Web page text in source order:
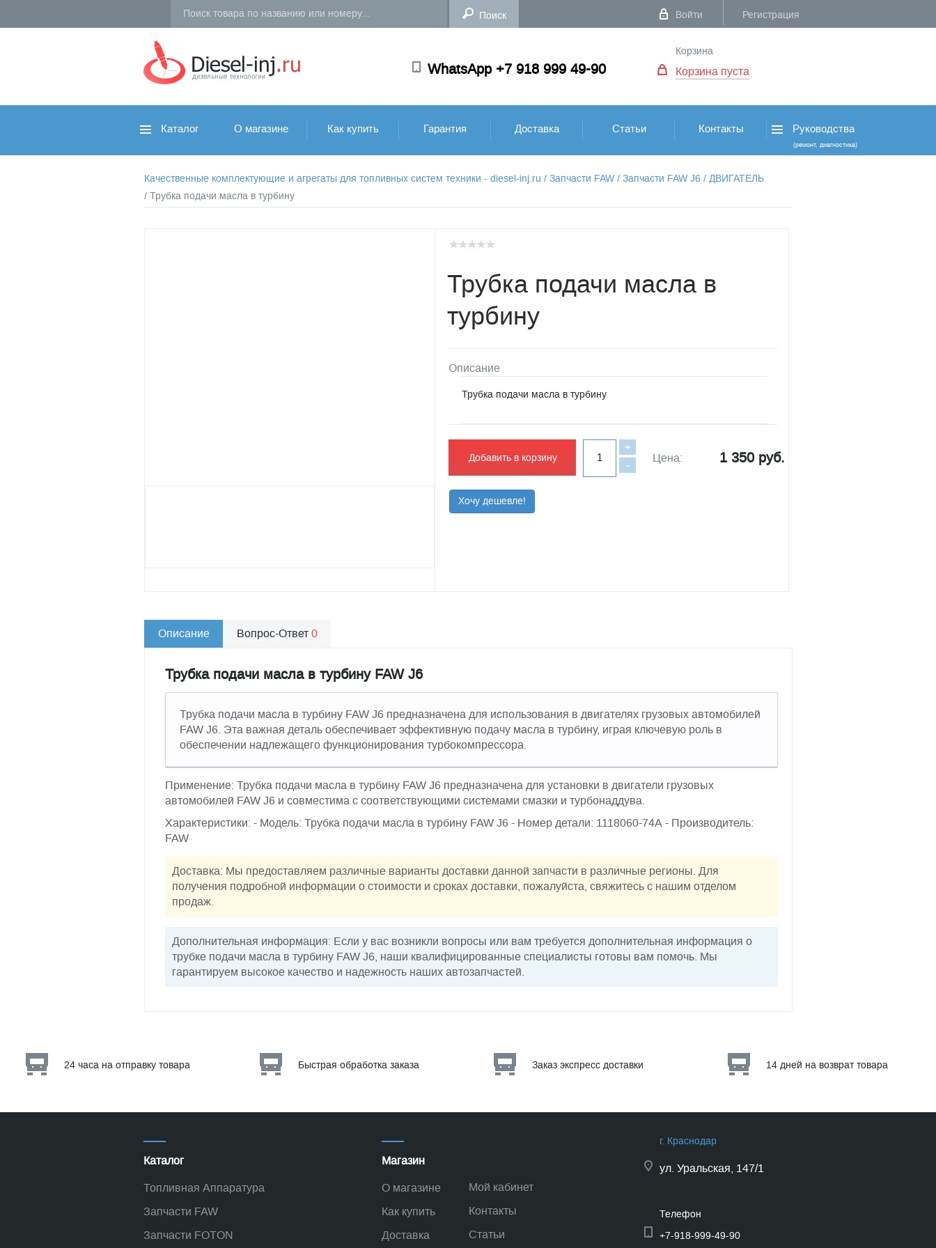
Войти Регистрация
WhatsApp +7 918 999 49-90
Корзина
Корзина пуста
Каталог О магазине Как купить Гарантия Доставка Статьи Контакты Руководства
(ремонт, диагностика)
Качественные комплектующие и агрегаты для топливных систем техники - diesel-inj.ru / Запчасти FAW / Запчасти FAW J6 / ДВИГАТЕЛЬ
/ Трубка подачи масла в турбину
Трубка подачи масла в
турбину
Описание
Трубка подачи масла в турбину
Цена: 1 350 руб.
Добавить в корзину
-
+
Хочу дешевле!
Описание Вопрос-Ответ0
Трубка подачи масла в турбину FAW J6
Трубка подачи масла в турбину FAW J6 предназначена для использования в двигателях грузовых автомобилей
FAW J6. Эта важная деталь обеспечивает эффективную подачу масла в турбину, играя ключевую роль в
обеспечении надлежащего функционирования турбокомпрессора.
Применение: Трубка подачи масла в турбину FAW J6 предназначена для установки в двигатели грузовых
автомобилей FAW J6 и совместима с соответствующими системами смазки и турбонаддува.
Характеристики: - Модель: Трубка подачи масла в турбину FAW J6 - Номер детали: 1118060-74А - Производитель:
FAW
Доставка: Мы предоставляем различные варианты доставки данной запчасти в различные регионы. Для
получения подробной информации о стоимости и сроках доставки, пожалуйста, свяжитесь с нашим отделом
продаж.
Дополнительная информация: Если у вас возникли вопросы или вам требуется дополнительная информация о
трубке подачи масла в турбину FAW J6, наши квалифицированные специалисты готовы вам помочь. Мы
гарантируем высокое качество и надежность наших автозапчастей.
24 часа на отправку товара Быстрая обработка заказа Заказ экспресс доставки 14 дней на возврат товара
Каталог
Топливная Аппаратура
Запчасти FAW
Запчасти FOTON
Магазин
О магазине
Как купить
Доставка
Мой кабинет
Контакты
Статьи
г. Краснодар
ул. Уральская, 147/1
Телефон
+7-918-999-49-90